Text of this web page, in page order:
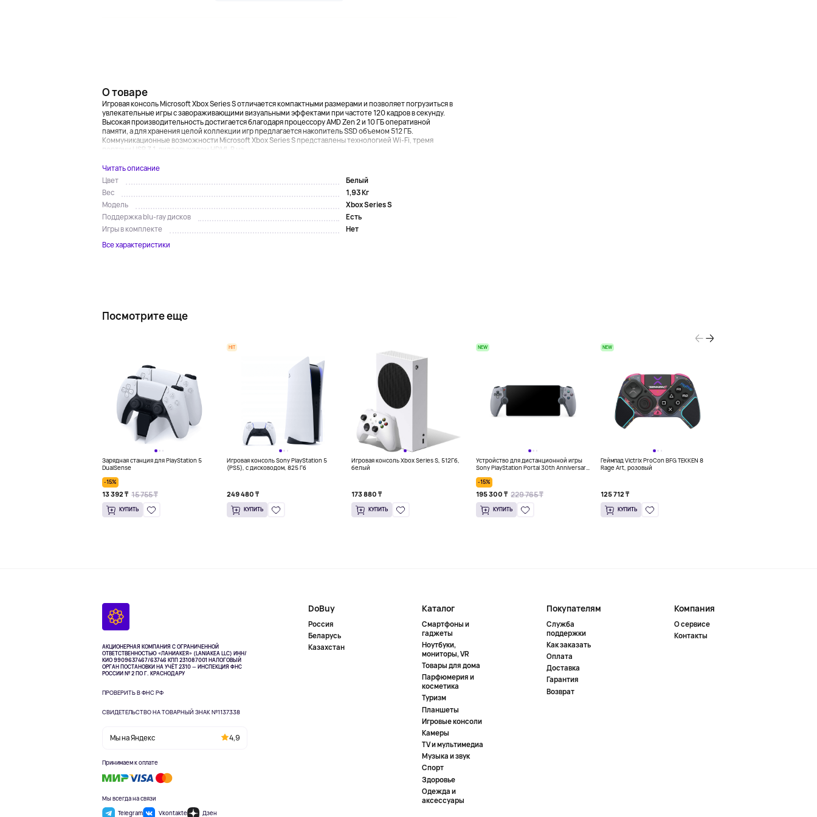
О товаре
Игровая консоль Microsoft Xbox Series S отличается компактными размерами и позволяет погрузиться в
увлекательные игры с завораживающими визуальными эффектами при частоте 120 кадров в секунду.
Высокая производительность достигается благодаря процессору AMD Zen 2 и 10 ГБ оперативной
памяти, а для хранения целой коллекции игр предлагается накопитель SSD объемом 512 ГБ.
Коммуникационные возможности Microsoft Xbox Series S представлены технологией Wi-Fi, тремя
портами USB 3.1, видеовыходом HDMI. В на...
Читать описание
Цвет
Белый
Вес
1,93 Кг
Модель
Xbox Series S
Поддержка blu-ray дисков
Есть
Игры в комплекте
Нет
Все характеристики
Посмотрите еще
Зарядная станция для PlayStation 5
DualSense
-15%
13 392 ₸ 15 755 ₸
КУПИТЬ
HIT
Игровая консоль Sony PlayStation 5
(PS5), с дисководом, 825 Гб
249 480 ₸
КУПИТЬ
Игровая консоль Xbox Series S, 512Гб,
белый
173 880 ₸
КУПИТЬ
NEW
Устройство для дистанционной игры
Sony PlayStation Portal 30th Anniversary
-15%
195 300 ₸ 229 765 ₸
КУПИТЬ
NEW
Геймпад Victrix ProCon BFG TEKKEN 8
Rage Art, розовый
125 712 ₸
КУПИТЬ
АКЦИОНЕРНАЯ КОМПАНИЯ С ОГРАНИЧЕННОЙ
ОТВЕТСТВЕННОСТЬЮ «ЛАНИАКЕЯ» (LANIAKEA LLC) ИНН/
КИО 9909637467/63746 КПП 231087001 НАЛОГОВЫЙ
ОРГАН ПОСТАНОВКИ НА УЧЁТ 2310 — ИНСПЕКЦИЯ ФНС
РОССИИ № 2 ПО Г. КРАСНОДАРУ
ПРОВЕРИТЬ В ФНС РФ
СВИДЕТЕЛЬСТВО НА ТОВАРНЫЙ ЗНАК №1137338
Мы на Яндекс 4,9
Принимаем к оплате
Мы всегда на связи
Telegram
Vkontakte Дзен
DoBuy
Россия
Беларусь
Казахстан
Каталог
Смартфоны и
гаджеты
Ноутбуки,
мониторы, VR
Товары для дома
Парфюмерия и
косметика
Туризм
Планшеты
Игровые консоли
Камеры
TV и мультимедиа
Музыка и звук
Спорт
Здоровье
Одежда и
аксессуары
Покупателям
Служба
поддержки
Как заказать
Оплата
Доставка
Гарантия
Возврат
Компания
О сервисе
Контакты